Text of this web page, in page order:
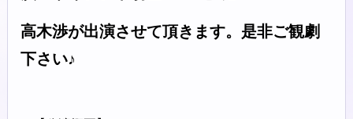
高木渉が出演させて頂きます。是非ご観劇
下さい♪